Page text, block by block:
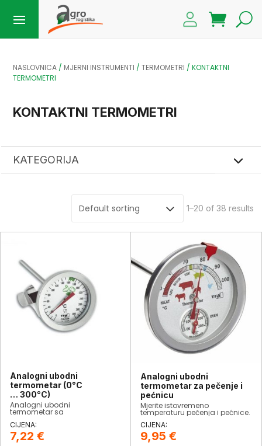
NASLOVNICA / MJERNI INSTRUMENTI /TERMOMETRI / KONTAKTNI
TERMOMETRI
KONTAKTNI TERMOMETRI
KATEGORIJA
Showing 1–20 of 38 results
Analogni ubodni
termometar (0°C
… 300°C)
Analogni ubodni
termometar sa
0°C do 300°C.
7,22 €
Analogni ubodni
termometar za pečenje i
pećnicu
Mjerite istovremeno
temperaturu pečenja i pećnice.
Želite postići određenu
temperaturu pečenja? Podesite
crvenu oznaku i
jednostavno očitajte
9,95 €